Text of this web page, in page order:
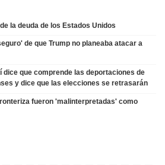
la deuda de los Estados Unidos
de que Trump no planeaba atacar a
dice que comprende las deportaciones de
y dice que las elecciones se retrasarán
fueron 'malinterpretadas' como